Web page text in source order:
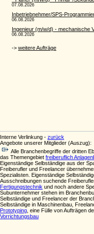
Interne Verlinkung - zurück
Angebote unserer Mitglieder (Auszug):
Alle Branchenbegriffe der dritten
das Themengebiet freiberuflich
Eigenständige Selbständige aus der
Freiberufler und Freelancer
Spezialisten. Eigenständige
Ausschreibungen suchende
Fertigungstechnik und noch andere
Subunternehmer stehen im
Selbständige und Freelancer der
Selbständige in Maschinenbau,
Prototyping , eine Fülle von Aufträgen
Vorrichtungsbau